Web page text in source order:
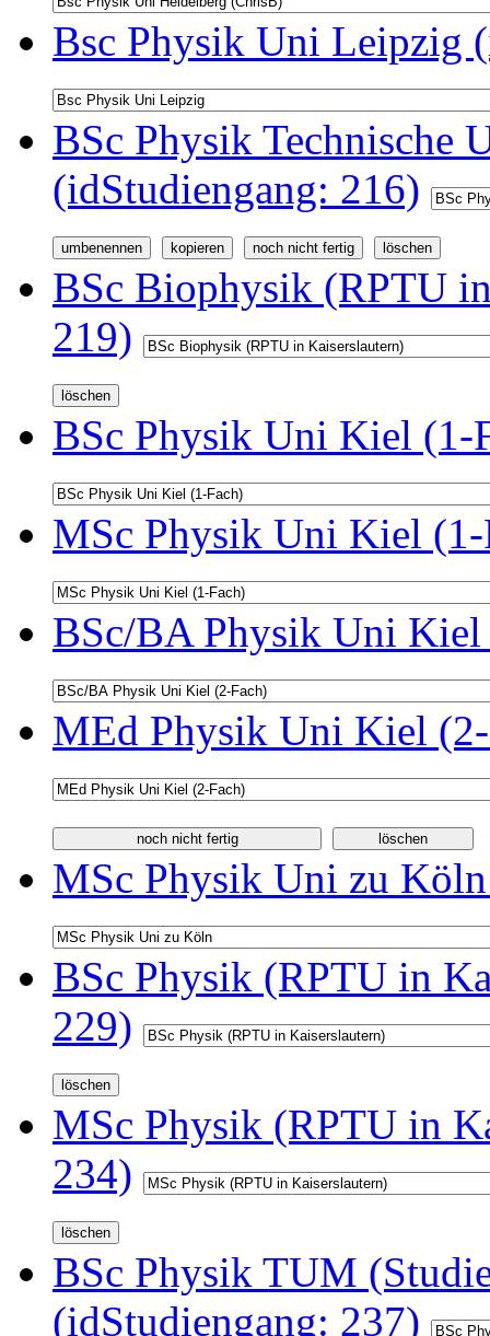
Bsc Physik Uni Leipzig
BSc Physik Technische
(idStudiengang: 216)
BSc Biophysik (RPTU
219)
BSc Physik Uni Kiel (1-
MSc Physik Uni Kiel
BSc/BA Physik Uni Kiel
MEd Physik Uni Kiel
MSc Physik Uni zu
BSc Physik (RPTU in
229)
MSc Physik (RPTU in
234)
BSc Physik TUM
(idStudiengang: 237)